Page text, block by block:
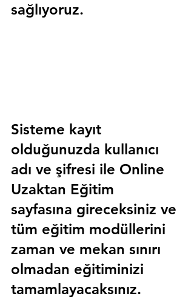
sağlıyoruz.
Sisteme kayıt
olduğunuzda kullanıcı
adı ve şifresi ile Online
Uzaktan Eğitim
sayfasına gireceksiniz ve
tüm eğitim modüllerini
zaman ve mekan sınırı
olmadan eğitiminizi
tamamlayacaksınız.